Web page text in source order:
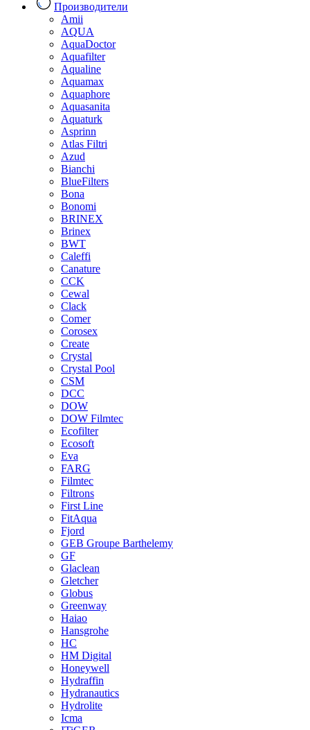
Производители
Amii
AQUA
AquaDoctor
Aquafilter
Aqualine
Aquamax
Aquaphore
Aquasanita
Aquaturk
Asprinn
Atlas Filtri
Azud
Bianchi
BlueFilters
Bona
Bonomi
BRINEX
Brinex
BWT
Caleffi
Canature
CCK
Cewal
Clack
Comer
Corosex
Create
Crystal
Crystal Pool
CSM
DCC
DOW
DOW Filmtec
Ecofilter
Ecosoft
Eva
FARG
Filmtec
Filtrons
First Line
FitAqua
Fjord
GEB Groupe Barthelemy
GF
Glaclean
Gletcher
Globus
Greenway
Haiao
Hansgrohe
HC
HM Digital
Honeywell
Hydraffin
Hydranautics
Hydrolite
Icma